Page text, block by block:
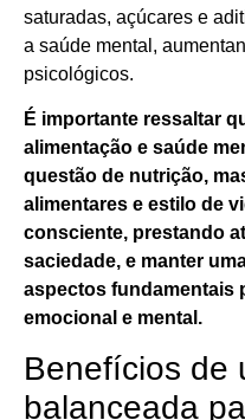
saturadas, açúcares e
a saúde mental,
psicológicos.
É importante ressaltar
alimentação e saúde
questão de nutrição,
alimentares e estilo de
consciente, prestando
saciedade, e manter
aspectos fundamentais
emocional e mental.
Benefícios de
balanceada